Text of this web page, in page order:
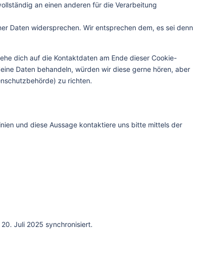
an einen anderen für die Verarbeitung
Daten widersprechen. Wir entsprechen dem, es sei denn
dich auf die Kontaktdaten am Ende dieser Cookie-
Daten behandeln, würden wir diese gerne hören, aber
zu richten.
und diese Aussage kontaktiere uns bitte mittels der
20. Juli 2025 synchronisiert.